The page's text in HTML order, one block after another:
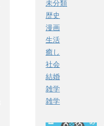
未分類
歴史
漫画
生活
癒し
社会
結婚
雑学
雑学